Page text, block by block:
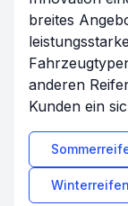
breites
anderen
Kunden ein